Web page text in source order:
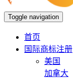
Toggle navigation
首页
国际商标注册
美国
加拿大